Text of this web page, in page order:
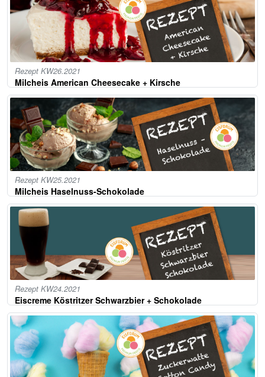
Rezept KW26.2021
Milcheis American Cheesecake + Kirsche
Rezept KW25.2021
Milcheis Haselnuss-Schokolade
Rezept KW24.2021
Eiscreme Köstritzer Schwarzbier + Schokolade